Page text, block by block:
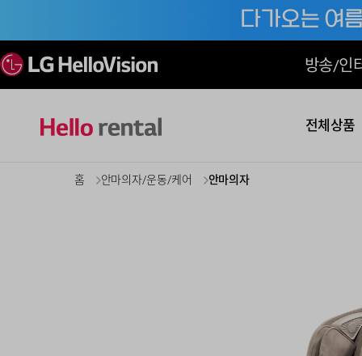
방송/인
전체상품
홈 안마의자/운동/케어 안마의자